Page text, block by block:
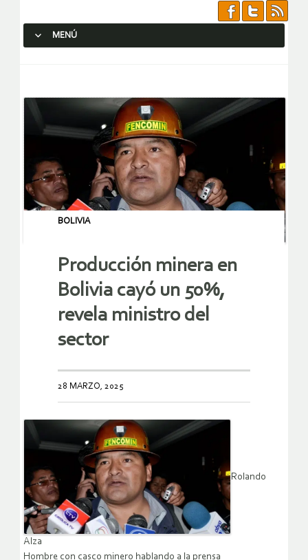
MENÚ
BOLIVIA
Producción minera en
Bolivia cayó un 50%,
revela ministro del
sector
28 MARZO, 2025
Rolando
Alza
Hombre con casco minero hablando a la prensa